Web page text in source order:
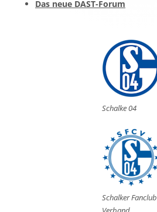
Das neue DAST-Forum
Schalke 04
Schalker Fanclub